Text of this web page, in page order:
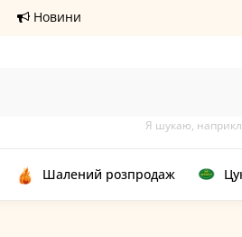
Новини
Я шукаю,
Шалений розпродаж